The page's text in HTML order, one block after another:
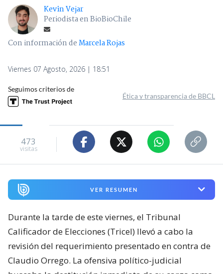
Kevin Vejar
Periodista en BioBioChile
Con información deMarcela Rojas
Viernes 07 Agosto, 2026 | 18:51
Seguimos criterios de
Ética y transparencia de BBCL
473
visitas
VER RESUMEN
Durante la tarde de este viernes, el Tribunal
Calificador de Elecciones (Tricel) llevó a cabo la
revisión del requerimiento presentado en contra de
Claudio Orrego. La ofensiva político-judicial